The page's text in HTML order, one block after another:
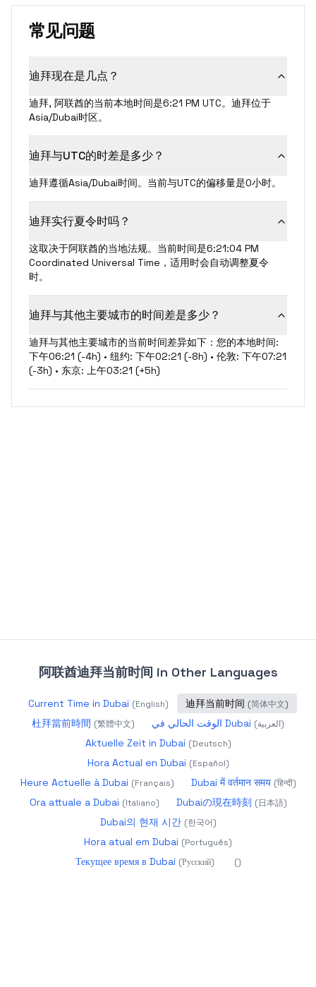
常见问题
迪拜现在是几点？
迪拜, 阿联酋的当前本地时间是6:21 PM UTC。迪拜位于
Asia/Dubai时区。
迪拜与UTC的时差是多少？
迪拜遵循Asia/Dubai时间。当前与UTC的偏移量是0小时。
迪拜实行夏令时吗？
这取决于阿联酋的当地法规。当前时间是6:21:04 PM
Coordinated Universal Time，适用时会自动调整夏令
时。
迪拜与其他主要城市的时间差是多少？
迪拜与其他主要城市的当前时间差异如下：您的本地时间:
下午06:21 (-4h) • 纽约: 下午02:21 (-8h) • 伦敦: 下午07:21
(-3h) • 东京: 上午03:21 (+5h)
阿联酋迪拜当前时间 in Other Languages
Current Time in Dubai (English) 迪拜当前时间 (简体中文)
杜拜當前時間 (繁體中文) الوقت الحالي في Dubai (العربية)
Aktuelle Zeit in Dubai (Deutsch)
Hora Actual en Dubai (Español)
Heure Actuelle à Dubai (Français) Dubai में वर्तमान समय (हिन्दी)
Ora attuale a Dubai (Italiano) Dubaiの現在時刻 (日本語)
Dubai의 현재 시간 (한국어)
Hora atual em Dubai (Português)
Текущее время в Dubai (Русский) ()